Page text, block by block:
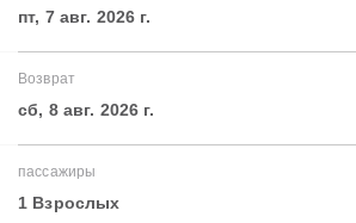
пт, 7 авг. 2026 г.
Возврат
сб, 8 авг. 2026 г.
пассажиры
1 Взрослых